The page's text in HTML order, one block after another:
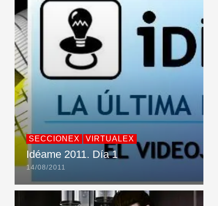
SECCIONEX VIRTUALEX
Idéame 2011. Día 1
14/08/2011